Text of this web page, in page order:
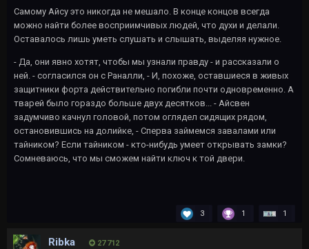
Самому Айсу это никогда не мешало. В конце концов всегда
можно найти более восприимчивых людей, что духи и делали.
Оставалось лишь уметь слушать и слышать, выделяя нужное.
- Да, они явно хотят, чтобы мы узнали правду - и рассказали о
ней. - согласился он с Раналли, - И, похоже, оставшиеся в живых
защитники форта действительно погибли почти одновременно. А
тварей было гораздо больше двух десятков... - Айсвен
задумчиво качнул головой, потом оглядел сидящих рядом,
остановившись на долийке, - Сперва займемся завалами или
тайником? Если тайником - кто-нибудь умеет открывать замки?
Сомневаюсь, что мы сможем найти ключ к той двери.
3 1 1
Ribka 27 712